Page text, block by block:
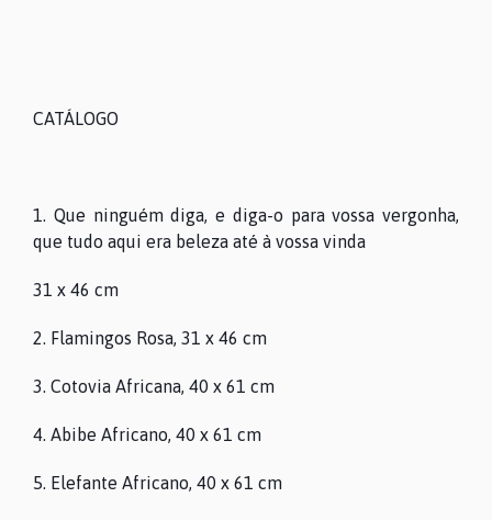
CATÁLOGO
1. Que ninguém diga, e diga-o para vossa vergonha,
que tudo aqui era beleza até à vossa vinda
31 x 46 cm
2. Flamingos Rosa, 31 x 46 cm
3. Cotovia Africana, 40 x 61 cm
4. Abibe Africano, 40 x 61 cm
5. Elefante Africano, 40 x 61 cm